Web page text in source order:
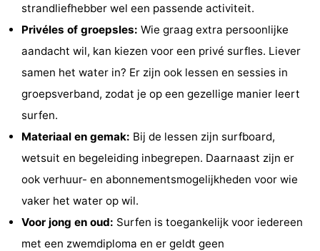
Minigolfbanen
Wellness
centra
Dorpen
Steden
Natuur
Rondleidingen
Sporten
Zwembaden
Fietsen
strandliefhebber wel een passende activiteit.
Privéles of groepsles: Wie graag extra persoonlijke
aandacht wil, kan kiezen voor een privé surfles. Liever
samen het water in? Er zijn ook lessen en sessies in
groepsverband, zodat je op een gezellige manier leert
surfen.
Materiaal en gemak: Bij de lessen zijn surfboard,
wetsuit en begeleiding inbegrepen. Daarnaast zijn er
ook verhuur- en abonnementsmogelijkheden voor wie
vaker het water op wil.
Voor jong en oud: Surfen is toegankelijk voor iedereen
met een zwemdiploma en er geldt geen